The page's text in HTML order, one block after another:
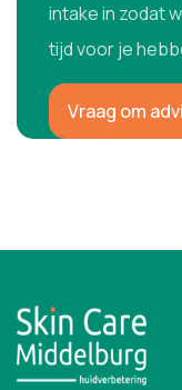
intake in zodat
tijd voor je
Vraag om